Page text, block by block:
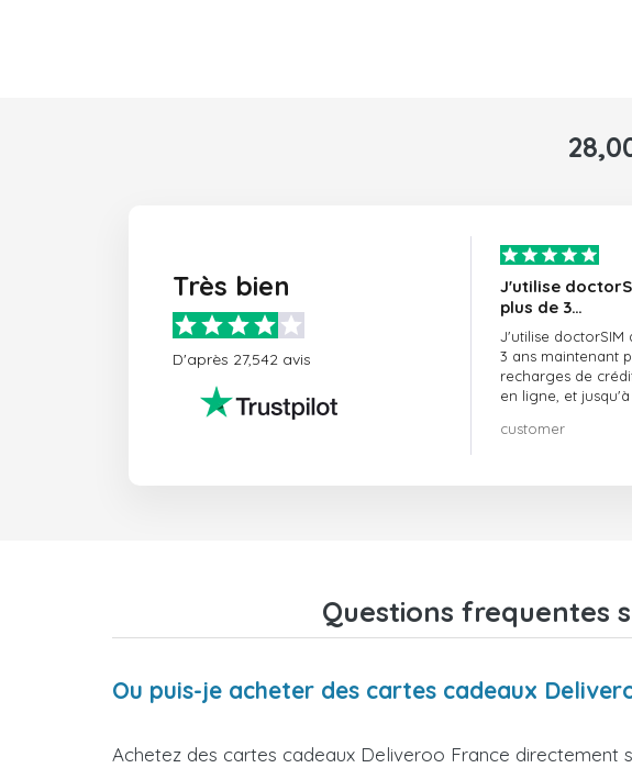
Très bien
D'après 27,542 avis
J'utilise
plus de 3…
J'utilise doctorSIM
3 ans maintenant
recharges de
en ligne, et jusqu'à
vivement !!!
customer
Questions frequentes
Ou puis-je acheter des cartes cadeaux
Achetez des cartes cadeaux Deliveroo France